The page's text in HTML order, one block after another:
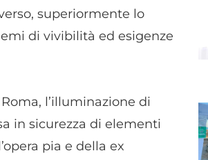
superiormente lo
di vivibilità ed esigenze
l’illuminazione di
in sicurezza di elementi
pia e della ex